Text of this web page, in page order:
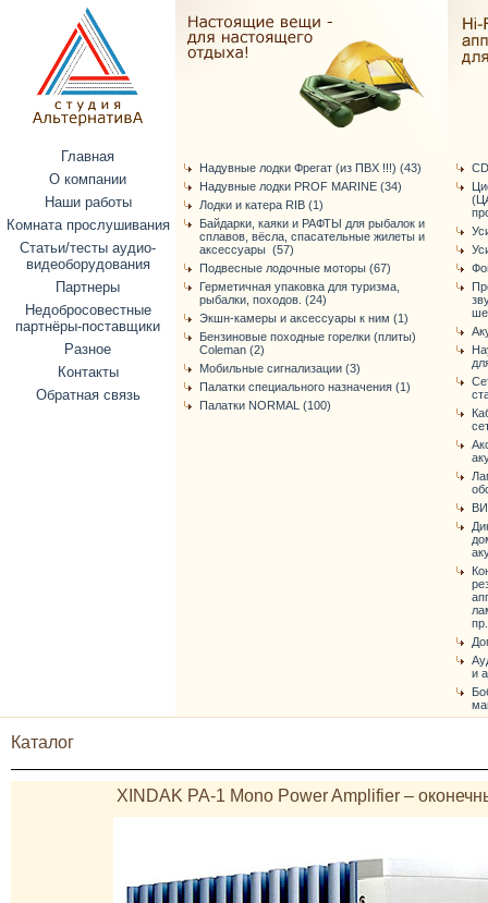
Главная
О компании
Наши работы
Комната прослушивания
Статьи/тесты аудио-
видеоборудования
Партнеры
Недобросовестные
партнёры-поставщики
Разное
Контакты
Обратная связь
Надувные лодки Фрегат (из ПВХ !!!) (43)
Надувные лодки PROF MARINE (34)
Лодки и катера RIB (1)
Байдарки, каяки и РАФТЫ для рыбалок и
сплавов, вёсла, спасательные жилеты и
аксессуары (57)
Подвесные лодочные моторы (67)
Герметичная упаковка для туризма,
рыбалки, походов. (24)
Экшн-камеры и аксессуары к ним (1)
Бензиновые походные горелки (плиты)
Coleman (2)
Мобильные сигнализации (3)
Палатки специального назначения (1)
Палатки NORMAL (100)
и
Каталог
XINDAK PA-1 Mono Power Amplifier –